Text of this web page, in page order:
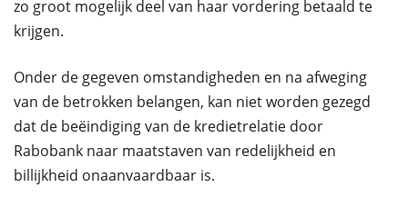
zo groot mogelijk deel van haar vordering betaald te
krijgen.
Onder de gegeven omstandigheden en na afweging
van de betrokken belangen, kan niet worden gezegd
dat de beëindiging van de kredietrelatie door
Rabobank naar maatstaven van redelijkheid en
billijkheid onaanvaardbaar is.